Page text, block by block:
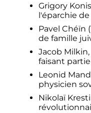
Grigory
l'éparchie de
Pavel Chéïn
de famille
Jacob Milkin,
faisant
Leonid
physicien
Nikolaï